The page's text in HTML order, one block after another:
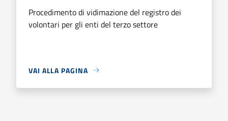
Procedimento di vidimazione del registro dei
volontari per gli enti del terzo settore
VAI ALLA PAGINA